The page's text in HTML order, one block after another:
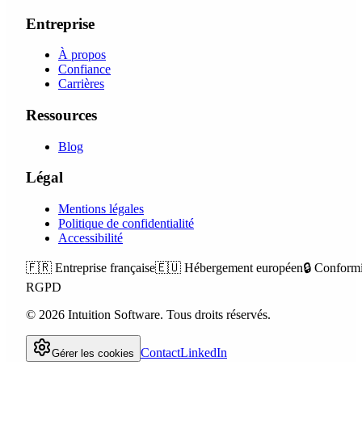
Entreprise
À propos
Confiance
Carrières
Ressources
Blog
Légal
Mentions légales
Politique de confidentialité
Accessibilité
🇫🇷 Entreprise française🇪🇺 Hébergement européen🔒
RGPD
© 2026 Intuition Software. Tous droits réservés.
Gérer les cookies ContactLinkedIn